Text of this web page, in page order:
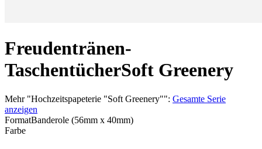
Freudentränen-
TaschentücherSoft Greenery
Mehr"Hochzeitspapeterie "Soft Greenery"": Gesamte Serie
anzeigen
FormatBanderole (56mm x 40mm)
Farbe